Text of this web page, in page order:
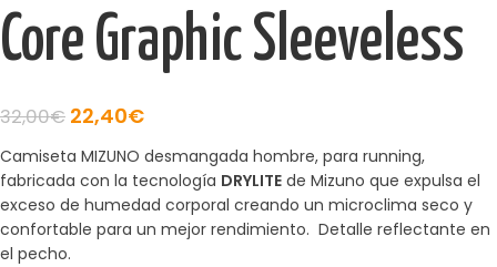
Core Graphic Sleeveless
32,00€ 22,40€
Camiseta MIZUNO desmangada hombre, para running,
fabricada con la tecnología DRYLITE de Mizuno que expulsa el
exceso de humedad corporal creando un microclima seco y
confortable para un mejor rendimiento. Detalle reflectante en
el pecho.